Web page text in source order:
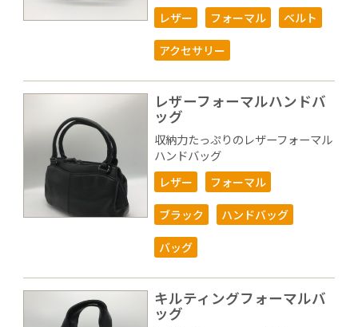
レザー フォーマル ベルト
アクセサリー
レザーフォーマルハンドバ
ッグ
収納力たっぷりのレザーフォーマル
ハンドバッグ
レザー フォーマル
ブラック ハンドバッグ
バッグ
キルティングフォーマルバ
ッグ